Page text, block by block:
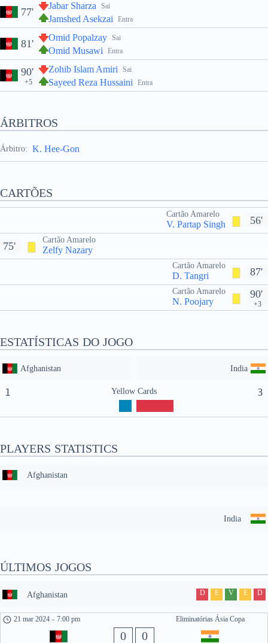
Sai
Jabar Sharza
Entra
Jamshed Asekzai
77'
Sai
Omid Popalzay
Entra
Omid Musawi
81'
Sai
Zohib Islam Amiri
Entra
Sayeed Reza Hussaini
90'
+5
ÁRBITROS
Árbitro: K. Hee-Gon
CARTÕES
56'
Cartão Amarelo
V. Partap Singh
Cartão Amarelo
Zelfy Nazary
75'
87'
Cartão Amarelo
D. Tangri
90'
+3
Cartão Amarelo
N. Poojary
ESTATÍSTICAS DO JOGO
Afghanistan India
1 Yellow Cards 3
PLAYERS STATISTICS
Afghanistan
India
ÚLTIMOS JOGOS
Afghanistan D E V E D
Eliminatórias Ásia Copa
21 mar 2024 - 7:00 pm
0 0